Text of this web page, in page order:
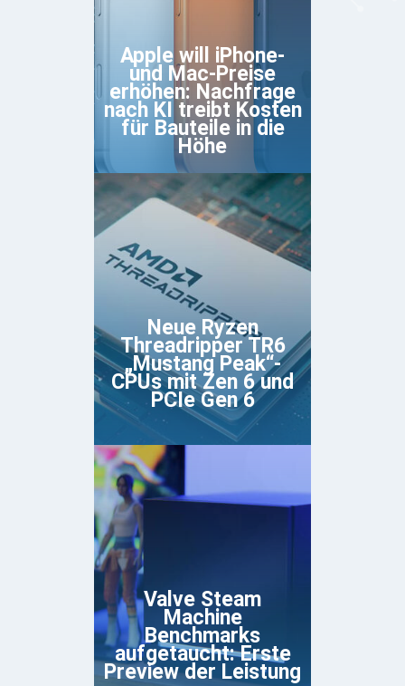
Apple will iPhone-
und Mac-Preise
erhöhen: Nachfrage
nach KI treibt Kosten
für Bauteile in die
Höhe
Neue Ryzen
Threadripper TR6
„Mustang Peak“-
CPUs mit Zen 6 und
PCIe Gen 6
Valve Steam
Machine
Benchmarks
aufgetaucht: Erste
Preview der Leistung